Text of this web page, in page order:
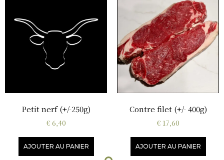
Petit nerf (+/-250g)
€6,40
AJOUTER AU PANIER
Contre filet (+/- 400g)
€17,60
AJOUTER AU PANIER